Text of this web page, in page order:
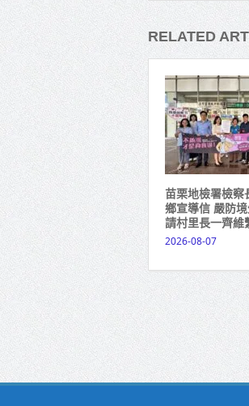
RELATED
苗栗地檢署檢察
鄉宣導信 嚴防
請村里長一齊維
2026-08-07